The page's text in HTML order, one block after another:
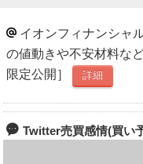
イオンフィナンシャ
の値動きや不安材料な
限定公開］
詳細
Twitter売買感情(買い